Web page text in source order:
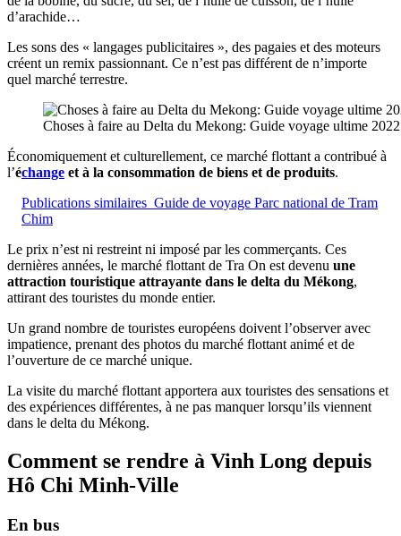
d’arachide…
Les sons des « langages publicitaires », des pagaies et des moteurs
créent un remix passionnant. Ce n’est pas différent de n’importe
quel marché terrestre.
Choses à faire au Delta du Mekong: Guide voyage ultime 2022
Économiquement et culturellement, ce marché flottant a contribué à
l’échange et à la consommation de biens et de produits.
Publications similaires Guide de voyage Parc national de Tram
Chim
Le prix n’est ni restreint ni imposé par les commerçants. Ces
dernières années, le marché flottant de Tra On est devenu une
attraction touristique attrayante dans le delta du Mékong,
attirant des touristes du monde entier.
Un grand nombre de touristes européens doivent l’observer avec
impatience, prenant des photos du marché flottant animé et de
l’ouverture de ce marché unique.
La visite du marché flottant apportera aux touristes des sensations et
des expériences différentes, à ne pas manquer lorsqu’ils viennent
dans le delta du Mékong.
Comment se rendre à Vinh Long depuis
Hô Chi Minh-Ville
En bus